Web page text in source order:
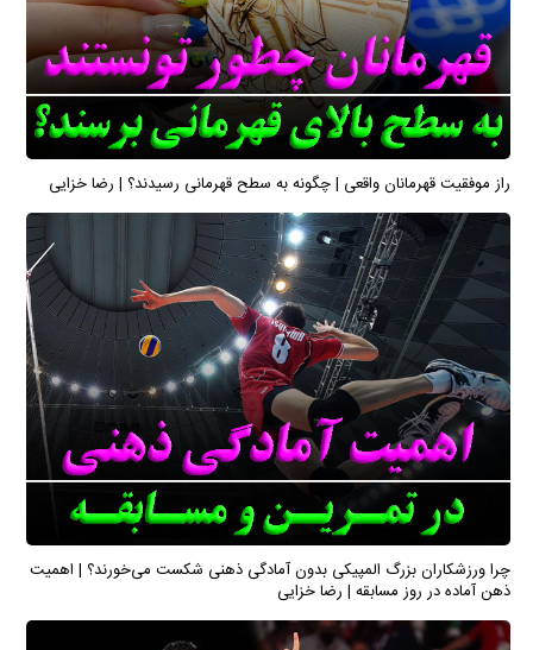
راز موفقیت قهرمانان واقعی | چگونه به سطح قهرمانی رسیدند؟ | رضا خزایی
چرا ورزشکاران بزرگ المپیکی بدون آمادگی ذهنی شکست می‌خورند؟ | اهمیت
ذهن آماده در روز مسابقه | رضا خزایی